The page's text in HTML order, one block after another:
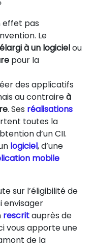
effet pas
Le
élargi à un logicielou
pour la
des applicatifs
au contraireà
. Ses réalisations
toutes la
d’un CII.
logiciel, d’une
mobile
sur l’éligibilité de
envisager
rescritauprès de
vous apporte une
de la